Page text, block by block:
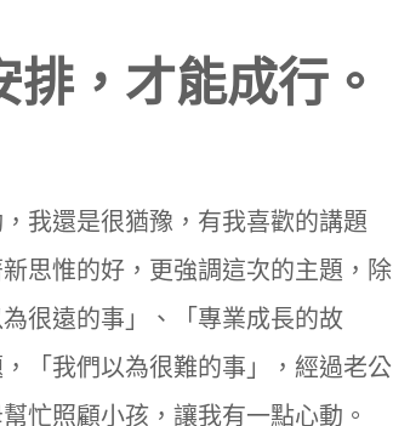
，才能成行。
我還是很猶豫，有我喜歡的講題
思惟的好，更強調這次的主題，除
很遠的事」、「專業成長的故
「我們以為很難的事」，經過老公
忙照顧小孩，讓我有一點心動。